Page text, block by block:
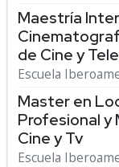
Maestría
de Cine y
Escuela
Master en
Profesional y
Cine y Tv
Escuela